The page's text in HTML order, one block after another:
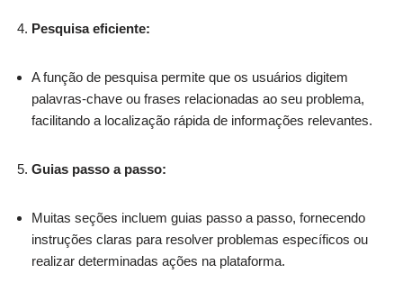
Pesquisa eficiente:
A função de pesquisa permite que os usuários digitem
palavras-chave ou frases relacionadas ao seu problema,
facilitando a localização rápida de informações relevantes.
Guias passo a passo:
Muitas seções incluem guias passo a passo, fornecendo
instruções claras para resolver problemas específicos ou
realizar determinadas ações na plataforma.